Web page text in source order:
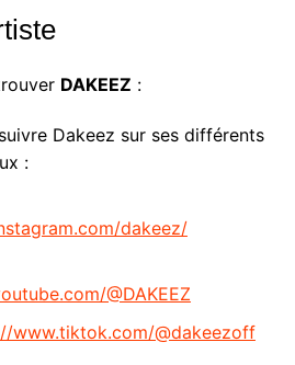
DAKEEZ :
Dakeez sur ses différents
:
dakeez/
@DAKEEZ
www.tiktok.com/@dakeezoff